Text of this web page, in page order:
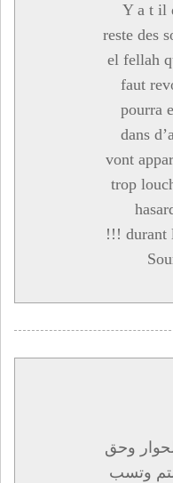
Y a t il
reste des
el fellah
faut
pourra
dans
vont
trop
durant
وحق
وتسب